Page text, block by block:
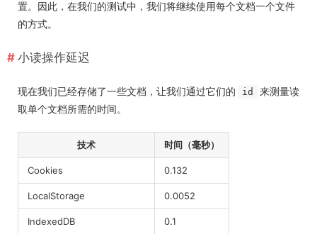
置。因此，在我们的测试中，我们将继续使用每个文档一个文件
的方式。
小读操作延迟
现在我们已经存储了一些文档，让我们通过它们的 id
来测量读
取单个文档所需的时间。
技术 时间（毫秒）
Cookies 0.132
LocalStorage 0.0052
IndexedDB 0.1